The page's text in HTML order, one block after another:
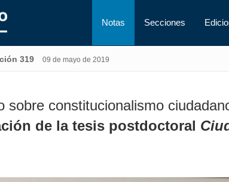
Notas Secciones
319 09 de mayo de 2019
sobre constitucionalismo
de la tesis postdoctoral